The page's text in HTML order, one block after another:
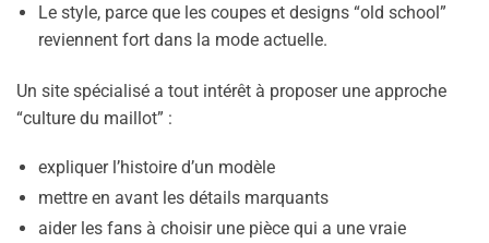
Le style, parce que les coupes et designs “old school”
reviennent fort dans la mode actuelle.
Un site spécialisé a tout intérêt à proposer une approche
“culture du maillot” :
expliquer l’histoire d’un modèle
mettre en avant les détails marquants
aider les fans à choisir une pièce qui a une vraie